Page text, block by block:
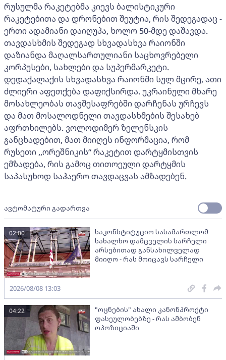
რუსულმა რაკეტებმა კიევს ბალისტიკური
რაკეტებითა და დრონებით შეუტია, რის შედეგადაც -
ერთი ადამიანი დაიღუპა, ხოლო 50-მდე დაშავდა.
თავდასხმის შედეგად სხვადასხვა რაიონში
დაზიანდა მაღალსართულიანი საცხოვრებელი
კორპუსები, სახლები და სუპერმარკეტი.
დედაქალაქის სხვადასხვა რაიონში სულ მცირე, ათი
ძლიერი აფეთქება დაფიქსირდა. უკრაინული მხარე
მოსახლეობას თავშესაფრებში დარჩენას ურჩევს
და მათ მოსალოდნელი თავდასხმების შესახებ
აფრთხილებს. ვოლოდიმერ ზელენსკის
განცხადებით, მათ მიიღეს ინფორმაცია, რომ
რუსეთი ,,ორეშნიკის“ რაკეტით დარტყმისთვის
ემზადება, რის გამოც თითოეული დარტყმის
საპასუხოდ საჰაერო თავდაცვას ამზადებენ.
ავტომატური გადართვა
საკონსტიტუციო სასამართლომ
სახალხო დამცველის სარჩელი
არსებითად განსახილველად
მიიღო - რას მოიცავს სარჩელი
02:00
2026/08/08 13:03
"ოცნების" ახალი კანონპროქტი
ფასეულობებზე - რას ამბობენ
ოპოზიციაში
04:22